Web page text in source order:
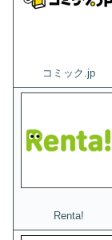
コミック.jp
Renta!